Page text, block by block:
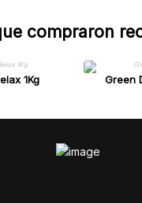
compraron
1Kg Green